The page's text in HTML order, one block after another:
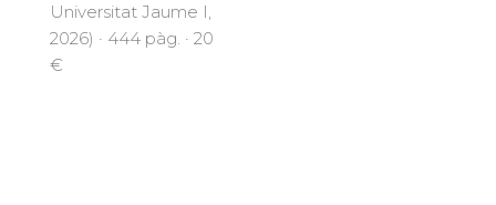
Universitat Jaume I,
2026) · 444 pàg. · 20
€